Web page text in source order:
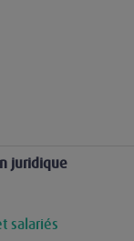
juridique
salariés